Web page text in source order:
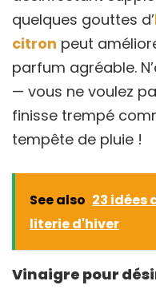
quelques gouttes d’
citron peut
parfum agréable.
— vous ne voulez
finisse trempé
tempête de pluie !
See also 23 idées
literie d'hiver
Vinaigre pour